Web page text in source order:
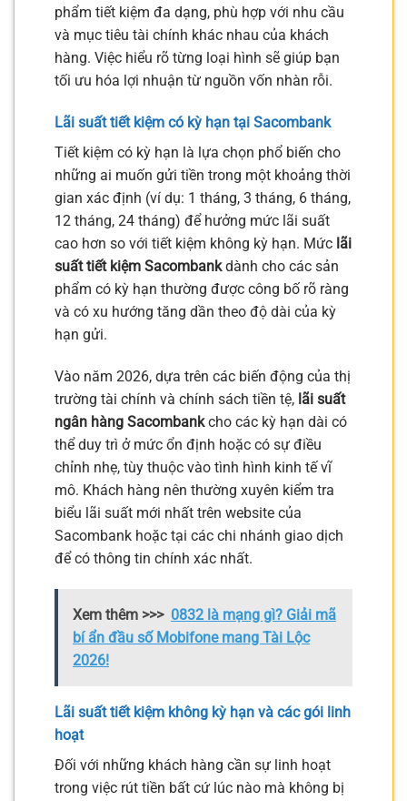
phẩm tiết kiệm đa dạng, phù hợp với nhu cầu
và mục tiêu tài chính khác nhau của khách
hàng. Việc hiểu rõ từng loại hình sẽ giúp bạn
tối ưu hóa lợi nhuận từ nguồn vốn nhàn rỗi.
Lãi suất tiết kiệm có kỳ hạn tại Sacombank
Tiết kiệm có kỳ hạn là lựa chọn phổ biến cho
những ai muốn gửi tiền trong một khoảng thời
gian xác định (ví dụ: 1 tháng, 3 tháng, 6 tháng,
12 tháng, 24 tháng) để hưởng mức lãi suất
cao hơn so với tiết kiệm không kỳ hạn. Mức lãi
suất tiết kiệm Sacombankdành cho các sản
phẩm có kỳ hạn thường được công bố rõ ràng
và có xu hướng tăng dần theo độ dài của kỳ
hạn gửi.
Vào năm 2026, dựa trên các biến động của thị
trường tài chính và chính sách tiền tệ, lãi suất
ngân hàng Sacombankcho các kỳ hạn dài có
thể duy trì ở mức ổn định hoặc có sự điều
chỉnh nhẹ, tùy thuộc vào tình hình kinh tế vĩ
mô. Khách hàng nên thường xuyên kiểm tra
biểu lãi suất mới nhất trên website của
Sacombank hoặc tại các chi nhánh giao dịch
để có thông tin chính xác nhất.
Xem thêm >>> 0832 là mạng gì? Giải mã
bí ẩn đầu số Mobifone mang Tài Lộc
2026!
Lãi suất tiết kiệm không kỳ hạn và các gói linh
hoạt
Đối với những khách hàng cần sự linh hoạt
trong việc rút tiền bất cứ lúc nào mà không bị